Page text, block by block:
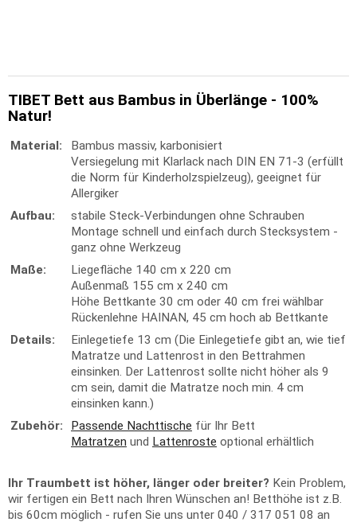
TIBET Bett aus Bambus in Überlänge - 100%
Natur!
Material:
Bambus massiv, karbonisiert
Versiegelung mit Klarlack nach DIN EN 71-3 (erfüllt
die Norm für Kinderholzspielzeug), geeignet für
Allergiker
Aufbau:
stabile Steck-Verbindungen ohne Schrauben
Montage schnell und einfach durch Stecksystem -
ganz ohne Werkzeug
Maße:
Liegefläche 140 cm x 220 cm
Außenmaß 155 cm x 240 cm
Höhe Bettkante 30 cm oder 40 cm frei wählbar
Rückenlehne HAINAN, 45 cm hoch ab Bettkante
Details:
Einlegetiefe 13 cm (Die Einlegetiefe gibt an, wie tief
Matratze und Lattenrost in den Bettrahmen
einsinken. Der Lattenrost sollte nicht höher als 9
cm sein, damit die Matratze noch min. 4 cm
einsinken kann.)
Zubehör:
Passende Nachttische für Ihr Bett
Matratzen und Lattenroste optional erhältlich
Ihr Traumbett ist höher, länger oder breiter? Kein Problem,
wir fertigen ein Bett nach Ihren Wünschen an! Betthöhe ist z.B.
bis 60cm möglich - rufen Sie uns unter 040 / 317 051 08 an